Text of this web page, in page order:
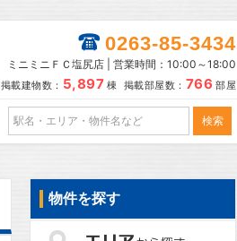
0263-85-3434
ミニミニＦＣ塩尻店 | 営業時間：10:00～18:00
掲載建物数： 5,897 棟 掲載部屋数： 766 部屋
物件を探す